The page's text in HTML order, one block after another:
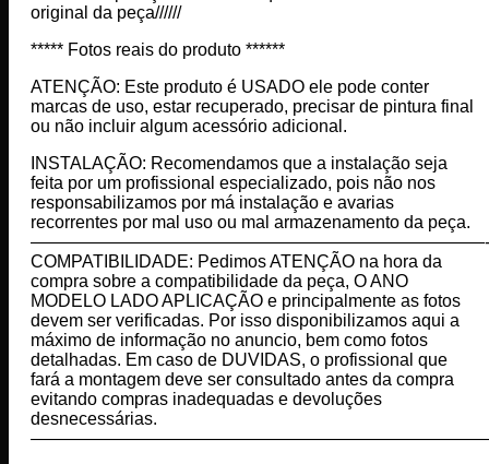
original da peça//////
***** Fotos reais do produto ******
ATENÇÃO: Este produto é USADO ele pode conter
marcas de uso, estar recuperado, precisar de pintura final
ou não incluir algum acessório adicional.
INSTALAÇÃO: Recomendamos que a instalação seja
feita por um profissional especializado, pois não nos
responsabilizamos por má instalação e avarias
recorrentes por mal uso ou mal armazenamento da peça.
——————————————————————————-
COMPATIBILIDADE: Pedimos ATENÇÃO na hora da
compra sobre a compatibilidade da peça, O ANO
MODELO LADO APLICAÇÃO e principalmente as fotos
devem ser verificadas. Por isso disponibilizamos aqui a
máximo de informação no anuncio, bem como fotos
detalhadas. Em caso de DUVIDAS, o profissional que
fará a montagem deve ser consultado antes da compra
evitando compras inadequadas e devoluções
desnecessárias.